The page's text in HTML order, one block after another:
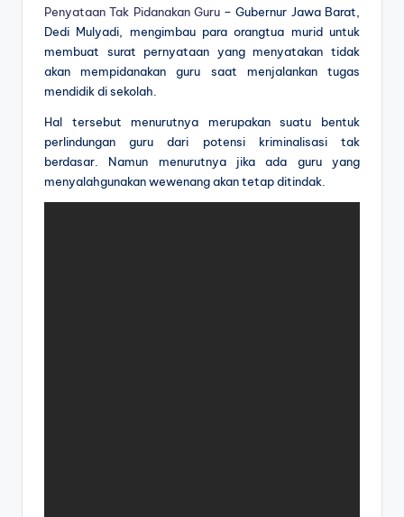
Penyataan Tak Pidanakan Guru– Gubernur Jawa Barat,
Dedi Mulyadi, mengimbau para orangtua murid untuk
membuat surat pernyataan yang menyatakan tidak
akan mempidanakan guru saat menjalankan tugas
mendidik di sekolah.
Hal tersebut menurutnya merupakan suatu bentuk
perlindungan guru dari potensi kriminalisasi tak
berdasar. Namun menurutnya jika ada guru yang
menyalahgunakan wewenang akan tetap ditindak.